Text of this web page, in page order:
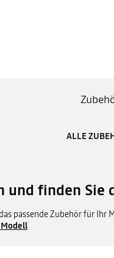
ALLE
und finden Sie
passende Zubehör für Ihr